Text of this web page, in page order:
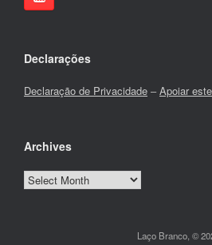
Declarações
Declaração de Privacidade –Apoiar
Archives
Archives
Laço Branco, ©